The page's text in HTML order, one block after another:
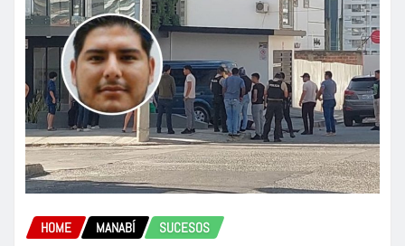
HOME MANABÍ SUCESOS